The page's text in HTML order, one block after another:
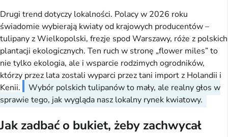
Drugi trend dotyczy lokalności. Polacy w 2026 roku
świadomie wybierają kwiaty od krajowych producentów –
tulipany z Wielkopolski, frezje spod Warszawy, róże z polskich
plantacji ekologicznych. Ten ruch w stronę „flower miles” to
nie tylko ekologia, ale i wsparcie rodzimych ogrodników,
którzy przez lata zostali wyparci przez tani import z Holandii i
Kenii.
Wybór polskich tulipanów to mały, ale realny głos w
sprawie tego, jak wygląda nasz lokalny rynek kwiatowy.
Jak zadbać o bukiet, żeby zachwycał